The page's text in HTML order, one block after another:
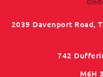
2039 Davenport Road,
742
M6H